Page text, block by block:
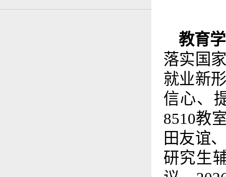
教育
落实国
就业新
信心、
8510教
田友谊
研究生